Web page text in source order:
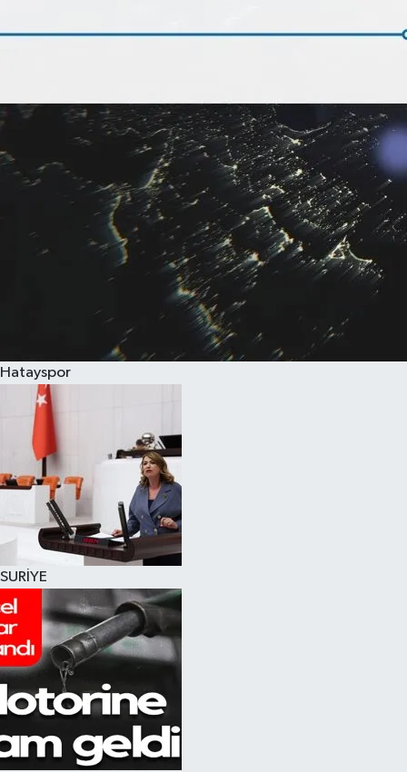
Hatayspor
SURİYE